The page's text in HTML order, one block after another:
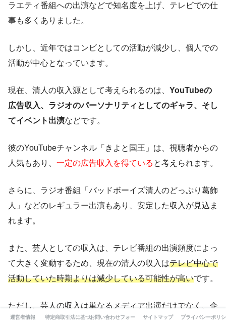
ラエティ番組への出演などで知名度を上げ、テレビでの仕
事も多くありました。
しかし、近年ではコンビとしての活動が減少し、個人での
活動が中心となっています。
現在、清人の収入源として考えられるのは、 YouTubeの
広告収入、ラジオのパーソナリティとしてのギャラ、そし
てイベント出演などです。
彼のYouTubeチャンネル「きよと国王」は、視聴者からの
人気もあり、 一定の広告収入を得ている と考えられます。
さらに、ラジオ番組「バッドボーイズ清人のどっぷり葛飾
人」などのレギュラー出演もあり、安定した収入が見込ま
れます。
また、芸人としての収入は、テレビ番組の出演頻度によっ
て大きく変動するため、現在の清人の収入はテレビ中心で
活動していた時期よりは減少している可能性が高いです。
ただし、芸人の収入は単なるメディア出演だけでなく、企
業案件やイベント出演なども含まれるため、活動の幅によ
運営者情報 特定商取引法に基づく表記お問い合わせフォーム サイトマップ プライバシーポリ